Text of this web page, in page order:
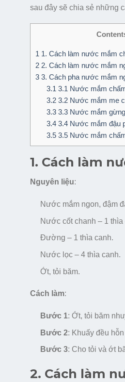
sau đây sẽ chia sẻ những
1 1. Cách làm nước mắm
2 2. Cách làm nước mắm
3 3. Cách pha nước mắm
3.1 3.1 Nước mắm
3.23.2 Nước mắm me
3.33.3 Nước mắm
3.43.4 Nước mắm đậu
3.53.5 Nước mắm
1. Cách làm
Nguyên liệu:
Nước mắm ngon, đậm
Nước cốt chanh – 1 thìa
Đường – 1 thìa canh.
Nước lọc – 4 thìa canh.
Ớt, tỏi băm.
Cách làm:
Bước 1: Ớt, tỏi băm
Bước 2: Khuấy đều
Bước 3: Cho tỏi và ớt
2. Cách làm